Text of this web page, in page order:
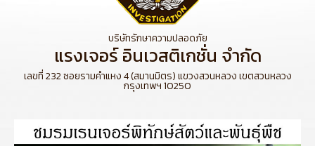
บริษัทรักษาความปลอดภัย
แรงเจอร์ อินเวสติเกชั่น จำกัด
เลขที่ 232 ซอยรามคำแหง 4 (สมานมิตร) แขวงสวนหลวง เขตสวนหลวง
กรุงเทพฯ 10250